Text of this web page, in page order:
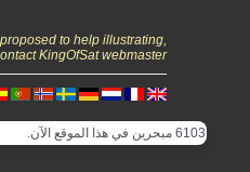
to help illustrating,
KingOfSat webmaster.
6103 مبحرين في هذا الموقع الآن.